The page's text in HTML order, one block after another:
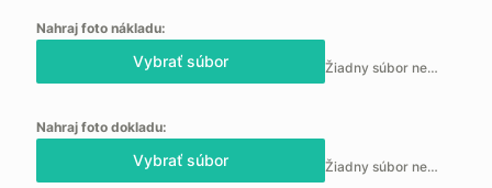
Nahraj foto nákladu:
Vybrať súbor Žiadny súbor nebol vybraný
Nahraj foto dokladu:
Vybrať súbor Žiadny súbor nebol vybraný